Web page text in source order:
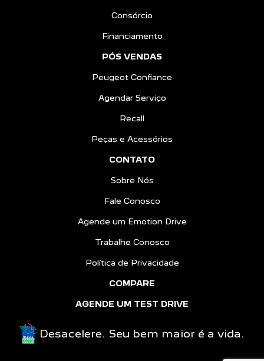
Consórcio
Financiamento
PÓS VENDAS
Peugeot Confiance
Agendar Serviço
Recall
Peças e Acessórios
CONTATO
Sobre Nós
Fale Conosco
Agende um Emotion Drive
Trabalhe Conosco
Política de Privacidade
COMPARE
AGENDE UM TEST DRIVE
Desacelere. Seu bem maior é a vida.